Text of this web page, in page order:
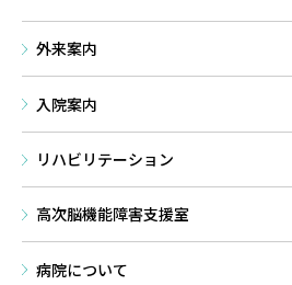
外来案内
入院案内
リハビリテーション
高次脳機能障害支援室
病院について